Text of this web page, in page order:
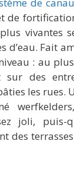
de
vivantes
d’eau. Fait
: au plus
sur des
les rues.
joli, puis-
des